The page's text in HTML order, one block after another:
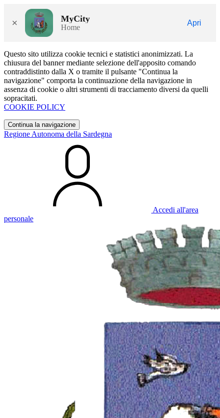
× MyCity
Home
Apri
Questo sito utilizza cookie tecnici e statistici anonimizzati. La
chiusura del banner mediante selezione dell'apposito comando
contraddistinto dalla X o tramite il pulsante "Continua la
navigazione" comporta la continuazione della navigazione in
assenza di cookie o altri strumenti di tracciamento diversi da quelli
sopracitati.
COOKIE POLICY
Continua la navigazione
Regione Autonoma della Sardegna
Accedi all'area
personale